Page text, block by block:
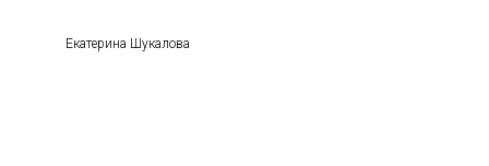
Екатерина Шукалова